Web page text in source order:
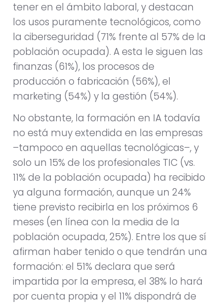
tener en el ámbito laboral, y destacan
los usos puramente tecnológicos, como
la ciberseguridad (71% frente al 57% de la
población ocupada). A esta le siguen las
finanzas (61%), los procesos de
producción o fabricación (56%), el
marketing (54%) y la gestión (54%).
No obstante, la formación en IA todavía
no está muy extendida en las empresas
–tampoco en aquellas tecnológicas–, y
solo un 15% de los profesionales TIC (vs.
11% de la población ocupada) ha recibido
ya alguna formación, aunque un 24%
tiene previsto recibirla en los próximos 6
meses (en línea con la media de la
población ocupada, 25%). Entre los que sí
afirman haber tenido o que tendrán una
formación: el 51% declara que será
impartida por la empresa, el 38% lo hará
por cuenta propia y el 11% dispondrá de